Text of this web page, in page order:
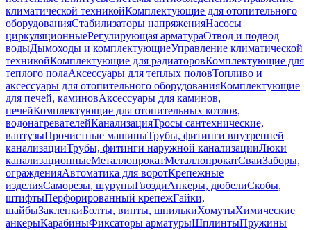
климатической техникойКомплектующие для отопительного
оборудованияСтабилизаторы напряженияНасосы
циркуляционныеРегулирующая арматураОтвод и подвод
водыДымоходы и комплектующиеУправление климатической
техникойКомплектующие для радиаторовКомплектующие для
теплого полаАксессуары для теплых половТопливо и
аксессуары для отопительного оборудованияКомплектующие
для печей, каминовАксессуары для каминов,
печейКомплектующие для отопительных котлов,
водонагревателейКанализацияТросы сантехнические,
вантузыПрочистные машиныТрубы, фитинги внутренней
канализацииТрубы, фитинги наружной канализацииЛюки
канализационныеМеталлопрокатМеталлопрокатСваиЗаборы,
огражденияАвтоматика для воротКрепежные
изделияСаморезы, шурупыГвоздиАнкеры, дюбелиСкобы,
штифтыПерфорированный крепежГайки,
шайбыЗаклепкиБолты, винты, шпилькиХомутыХимические
анкерыКарабиныФиксаторы арматурыШплинтыПружины